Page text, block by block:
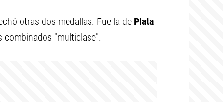
otras dos medallas. Fue la de Plata
combinados "multiclase".